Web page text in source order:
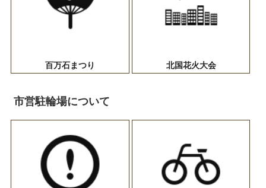
百万石まつり 北国花火大会
市営駐輪場について